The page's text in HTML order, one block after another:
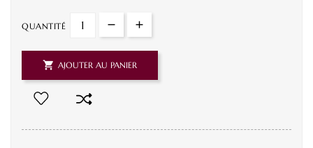
QUANTITÉ
 AJOUTER AU PANIER